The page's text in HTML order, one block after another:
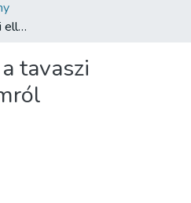
Hiteles adatok a tavaszi ellenforradalomról
tavaszi